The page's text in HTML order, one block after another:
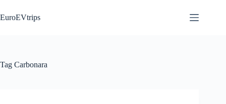
do
treści
EuroEVtrips
Tag Carbonara